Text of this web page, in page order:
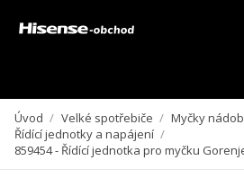
Vzhledem k aktuální situaci se může
zpozdit. Děkujeme za
Úvod / Velké spotřebiče / Myčky
Řídící jednotky a napájení /
859454 - Řídící jednotka pro myčku